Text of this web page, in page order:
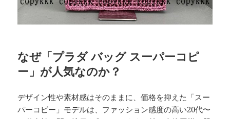
なぜ「プラダ バッグ スーパーコピ
ー」が人気なのか？
デザイン性や素材感はそのままに、価格を抑えた「スー
パーコピー」モデルは、ファッション感度の高い20代〜